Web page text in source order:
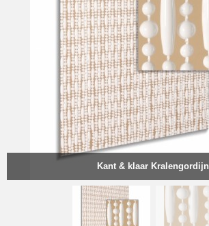
Kant & klaar Kralengordijn